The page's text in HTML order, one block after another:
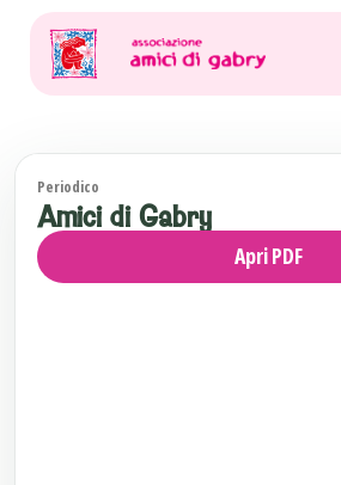
Periodico
Amici di Gabry
Apri PDF